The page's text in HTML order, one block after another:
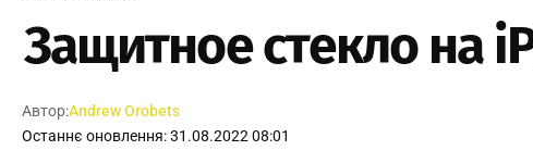
Защитное стекло на
Останнє оновлення: 31.08.2022 08:01
Автор:Andrew Orobets